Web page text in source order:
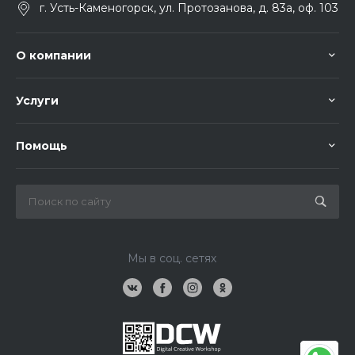
г. Усть-Каменогорск, ул. Протозанова, д. 83а, оф. 103
О компании
Услуги
Помощь
Мы в соц. сетях